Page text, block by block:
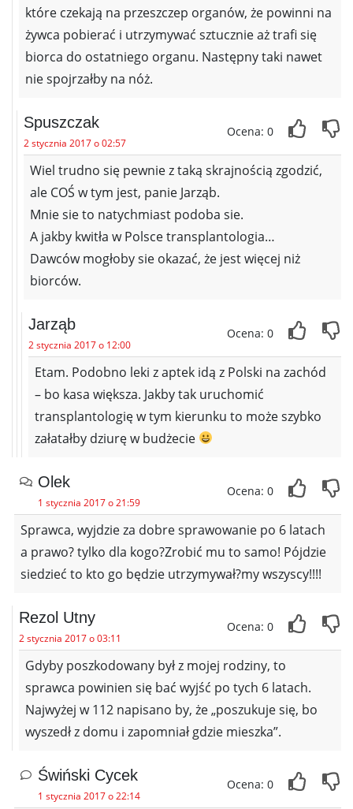
które czekają na przeszczep organów, że powinni na
żywca pobierać i utrzymywać sztucznie aż trafi się
biorca do ostatniego organu. Następny taki nawet
nie spojrzałby na nóż.
Spuszczak
2 stycznia 2017 o 02:57
Ocena: 0
Wiel trudno się pewnie z taką skrajnością zgodzić,
ale COŚ w tym jest, panie Jarząb.
Mnie sie to natychmiast podoba sie.
A jakby kwitła w Polsce transplantologia…
Dawców mogłoby sie okazać, że jest więcej niż
biorców.
Jarząb
2 stycznia 2017 o 12:00
Ocena: 0
Etam. Podobno leki z aptek idą z Polski na zachód
– bo kasa większa. Jakby tak uruchomić
transplantologię w tym kierunku to może szybko
załatałby dziurę w budżecie
Olek
1 stycznia 2017 o 21:59
Ocena: 0
Sprawca, wyjdzie za dobre sprawowanie po 6 latach
a prawo? tylko dla kogo?Zrobić mu to samo! Pójdzie
siedzieć to kto go będzie utrzymywał?my wszyscy!!!!
Rezol Utny
2 stycznia 2017 o 03:11
Ocena: 0
Gdyby poszkodowany był z mojej rodziny, to
sprawca powinien się bać wyjść po tych 6 latach.
Najwyżej w 112 napisano by, że „poszukuje się, bo
wyszedł z domu i zapomniał gdzie mieszka”.
Świński Cycek
1 stycznia 2017 o 22:14
Ocena: 0